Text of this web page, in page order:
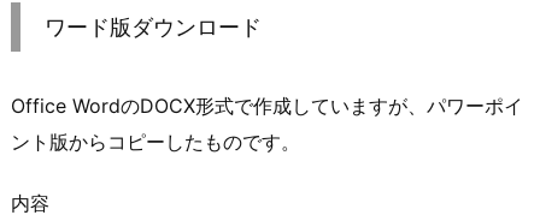
ワード版ダウンロード
Office WordのDOCX形式で作成していますが、パワーポイ
ント版からコピーしたものです。
内容